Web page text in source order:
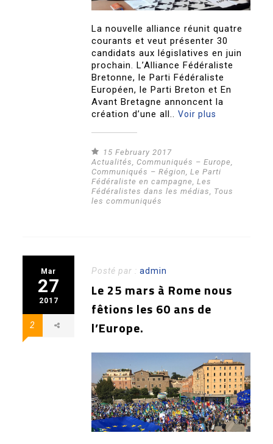
La nouvelle alliance réunit quatre
courants et veut présenter 30
candidats aux législatives en juin
prochain. L’Alliance Fédéraliste
Bretonne, le Parti Fédéraliste
Européen, le Parti Breton et En
Avant Bretagne annoncent la
création d’une all..Voir plus
15 February 2017
Actualités
Communiqués – Europe
Communiqués – Région ,Le Parti
Fédéraliste en campagne ,Les
Fédéralistes dans les médias
Tous
les communiqués
Mar
27
2017
2
Posté par :admin
Le 25 mars à Rome nous
fêtions les 60 ans de
l’Europe.